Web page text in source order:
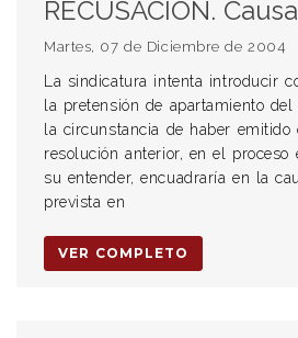
RECUSACIÓN. Causal de
Martes, 07 de Diciembre de 2004
La sindicatura intenta introducir
la pretensión de apartamiento
la circunstancia de haber emitido
resolución anterior, en el proceso
su entender, encuadraría en la
prevista en
VER COMPLETO